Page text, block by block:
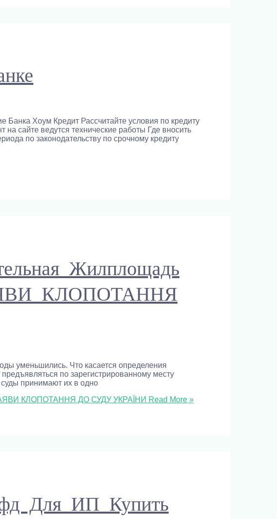
Банка Хоум Кредит Рассчитайте условия по кредиту
сайте ведутся технические работы Где вносить
по законодательству по срочному кредиту
Жилплощадь
КЛОПОТАННЯ
уменьшились. Что касается определения
по зарегистрированному месту
суды принимают их в одно
ЗАЯВИ КЛОПОТАННЯ ДО СУДУ УКРАЇНИ Read More »
Для ИП Купить